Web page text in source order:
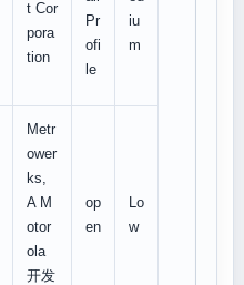
t Cor
pora
tion
Pr
ofi
le
iu
m
Metr
ower
ks,
A M
otor
ola
开发
op
en
Lo
w